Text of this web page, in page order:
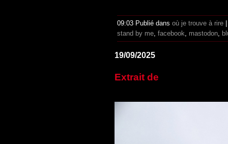
09:03 Publié dans où je trouve à rire
stand by me facebook mastodon
19/09/2025
Extrait de